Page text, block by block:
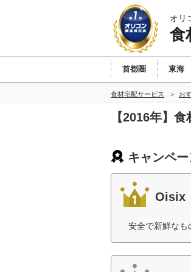
オリ
食
首都圏 東海
食材宅配サービス お
【2016年】
キャンペ
Oisix
安全で新鮮なも